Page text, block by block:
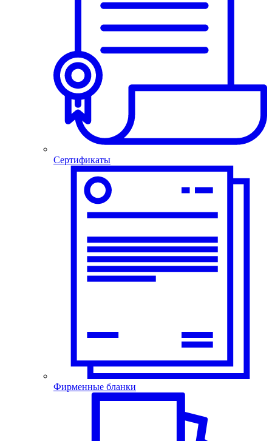
Сертификаты
Фирменные бланки